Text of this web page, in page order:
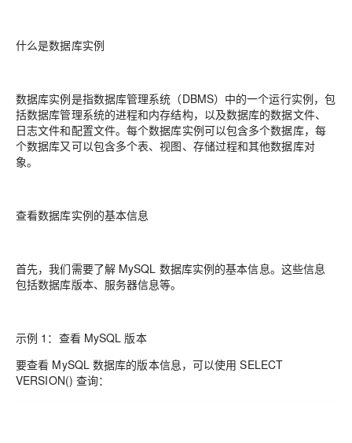
什么是数据库实例
数据库实例是指数据库管理系统（DBMS）中的一个运行实例，包
括数据库管理系统的进程和内存结构，以及数据库的数据文件、
日志文件和配置文件。每个数据库实例可以包含多个数据库，每
个数据库又可以包含多个表、视图、存储过程和其他数据库对
象。
查看数据库实例的基本信息
首先，我们需要了解 MySQL 数据库实例的基本信息。这些信息
包括数据库版本、服务器信息等。
示例 1：查看 MySQL 版本
要查看 MySQL 数据库的版本信息，可以使用 SELECT
VERSION() 查询：